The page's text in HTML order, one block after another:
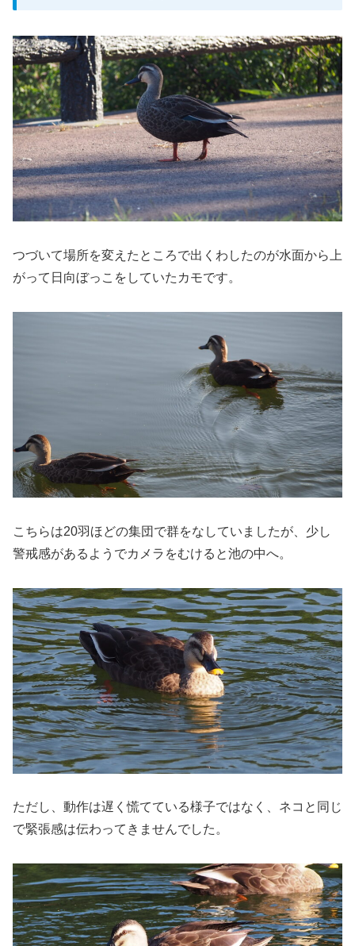
つづいて場所を変えたところで出くわしたのが水面から上
がって日向ぼっこをしていたカモです。
こちらは20羽ほどの集団で群をなしていましたが、少し
警戒感があるようでカメラをむけると池の中へ。
ただし、動作は遅く慌てている様子ではなく、ネコと同じ
で緊張感は伝わってきませんでした。